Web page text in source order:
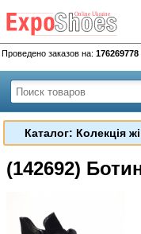
Проведено заказов на: 176269778
Каталог: Колекція
(142692)